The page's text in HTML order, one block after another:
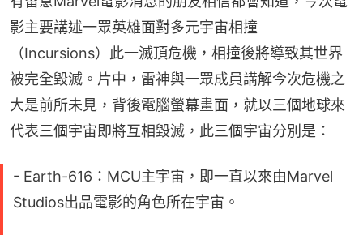
影主要講述一眾英雄面對多元宇宙相撞
（Incursions）此一滅頂危機，相撞後將導致其世界
被完全毀滅。片中，雷神與一眾成員講解今次危機之
大是前所未見，背後電腦螢幕畫面，就以三個地球來
代表三個宇宙即將互相毀滅，此三個宇宙分別是：
- Earth-616：MCU主宇宙，即一直以來由Marvel
Studios出品電影的角色所在宇宙。